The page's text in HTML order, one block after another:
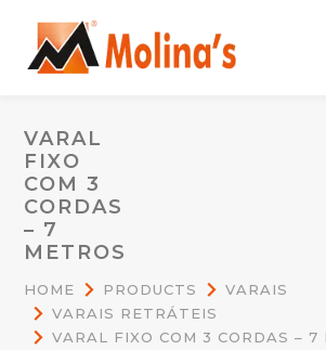
VARAL
FIXO
COM 3
CORDAS
– 7
METROS
HOME PRODUCTS
VARAIS
VARAIS RETRÁTEIS
VARAL FIXO COM 3 CORDAS – 7